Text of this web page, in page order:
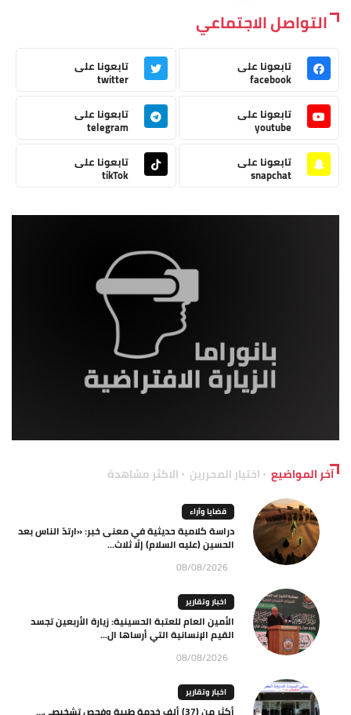
التواصل الاجتماعي
تابعونا على
facebook
تابعونا على
twitter
تابعونا على
youtube
تابعونا على
telegram
تابعونا على
snapchat
تابعونا على
tikTok
آخر المواضيع اختيار المحررين الاكثر مشاهدة
قضايا وآراء
دراسة كلامية حديثية في معنى خبر: «ارتدّ الناس بعد
الحسين (عليه السلام) إلّا ثلاث...
08/08/2026
اخبار وتقارير
الأمين العام للعتبة الحسينية: زيارة الأربعين تجسد
القيم الإنسانية التي أرساها ال...
08/08/2026
اخبار وتقارير